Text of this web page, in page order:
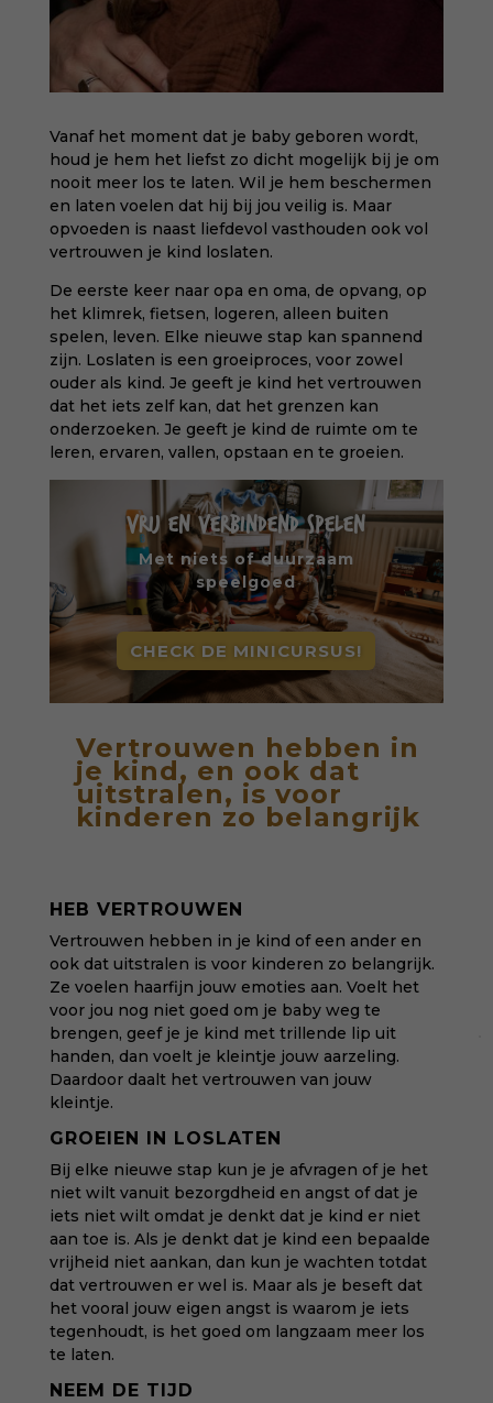
Vanaf het moment dat je baby geboren wordt,
houd je hem het liefst zo dicht mogelijk bij je om
nooit meer los te laten. Wil je hem beschermen
en laten voelen dat hij bij jou veilig is. Maar
opvoeden is naast liefdevol vasthouden ook vol
vertrouwen je kind loslaten.
De eerste keer naar opa en oma, de opvang, op
het klimrek, fietsen, logeren, alleen buiten
spelen, leven. Elke nieuwe stap kan spannend
zijn. Loslaten is een groeiproces, voor zowel
ouder als kind. Je geeft je kind het vertrouwen
dat het iets zelf kan, dat het grenzen kan
onderzoeken. Je geeft je kind de ruimte om te
leren, ervaren, vallen, opstaan en te groeien.
VRIJ EN VERBINDEND SPELEN
Met niets of duurzaam
speelgoed
CHECK DE MINICURSUS!
Vertrouwen hebben in
je kind, en ook dat
uitstralen, is voor
kinderen zo belangrijk
HEB VERTROUWEN
Vertrouwen hebben in je kind of een ander en
ook dat uitstralen is voor kinderen zo belangrijk.
Ze voelen haarfijn jouw emoties aan. Voelt het
voor jou nog niet goed om je baby weg te
brengen, geef je je kind met trillende lip uit
handen, dan voelt je kleintje jouw aarzeling.
Daardoor daalt het vertrouwen van jouw
kleintje.
GROEIEN IN LOSLATEN
Bij elke nieuwe stap kun je je afvragen of je het
niet wilt vanuit bezorgdheid en angst of dat je
iets niet wilt omdat je denkt dat je kind er niet
aan toe is. Als je denkt dat je kind een bepaalde
vrijheid niet aankan, dan kun je wachten totdat
dat vertrouwen er wel is. Maar als je beseft dat
het vooral jouw eigen angst is waarom je iets
tegenhoudt, is het goed om langzaam meer los
te laten.
NEEM DE TIJD